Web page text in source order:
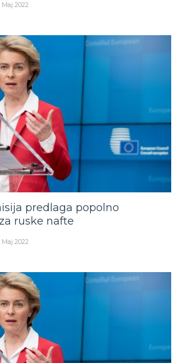
Maj 2022
predlaga popolno
ruske nafte
Maj 2022